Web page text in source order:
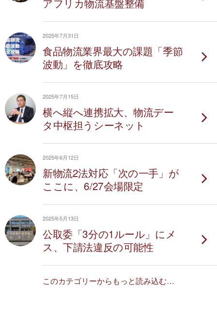
アフリカ物流基盤整備
2025年7月31日
食品物流業界最大の課題「季節
波動」を徹底攻略
2025年7月15日
横へ縦へ連携拡大、物流デー
タ中枢担うシーネット
2025年6月12日
新物流2法対応「次の一手」が
ここに、6/27会場限定
2025年5月13日
公取委「3分の1ルール」にメ
ス、下請法違反の可能性
このカテゴリーからもっと読み込む…